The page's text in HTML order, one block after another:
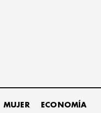
MUJER ECONOMÍA